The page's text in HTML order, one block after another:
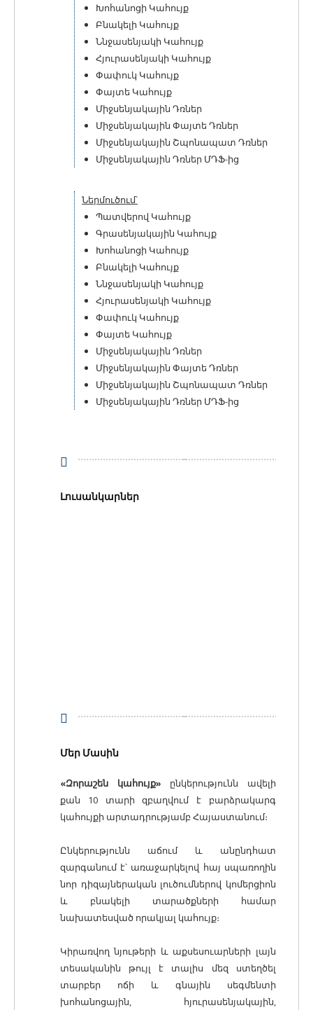
Խոհանոցի Կահույք
Բնակելի Կահույք
Ննջասենյակի Կահույք
Հյուրասենյակի Կահույք
Փափուկ Կահույք
Փայտե Կահույք
Միջսենյակային Դռներ
Միջսենյակային Փայտե Դռներ
Միջսենյակային Շպոնապատ Դռներ
Միջսենյակային Դռներ ՄԴՖ-ից
Ներմուծում՝
Պատվերով Կահույք
Գրասենյակային Կահույք
Խոհանոցի Կահույք
Բնակելի Կահույք
Ննջասենյակի Կահույք
Հյուրասենյակի Կահույք
Փափուկ Կահույք
Փայտե Կահույք
Միջսենյակային Դռներ
Միջսենյակային Փայտե Դռներ
Միջսենյակային Շպոնապատ Դռներ
Միջսենյակային Դռներ ՄԴՖ-ից
Լուսանկարներ
Մեր Մասին
«Զորաշեն կահույք» ընկերությունն ավելի
քան 10 տարի զբաղվում է բարձրակարգ
կահույքի արտադրությամբ Հայաստանում։
Ընկերությունն աճում և անընդհատ
զարգանում է՝ առաջարկելով հայ սպառողին
նոր դիզայներական լուծումներով կոմերցիոն
և բնակելի տարածքների համար
նախատեսված որակյալ կահույք։
Կիրառվող նյութերի և աքսեսուարների լայն
տեսականին թույլ է տալիս մեզ ստեղծել
տարբեր ոճի և գնային սեգմենտի
խոհանոցային, հյուրասենյակային,